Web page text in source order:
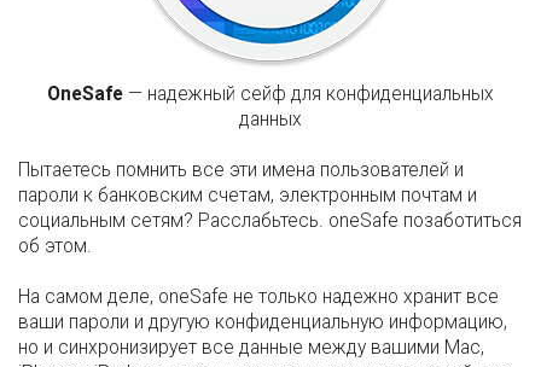
OneSafe — надежный сейф для конфиденциальных
данных
Пытаетесь помнить все эти имена пользователей и
пароли к банковским счетам, электронным почтам и
социальным сетям? Расслабьтесь. oneSafe позаботиться
об этом.
На самом деле, oneSafe не только надежно хранит все
ваши пароли и другую конфиденциальную информацию,
но и синхронизирует все данные между вашими Mac,